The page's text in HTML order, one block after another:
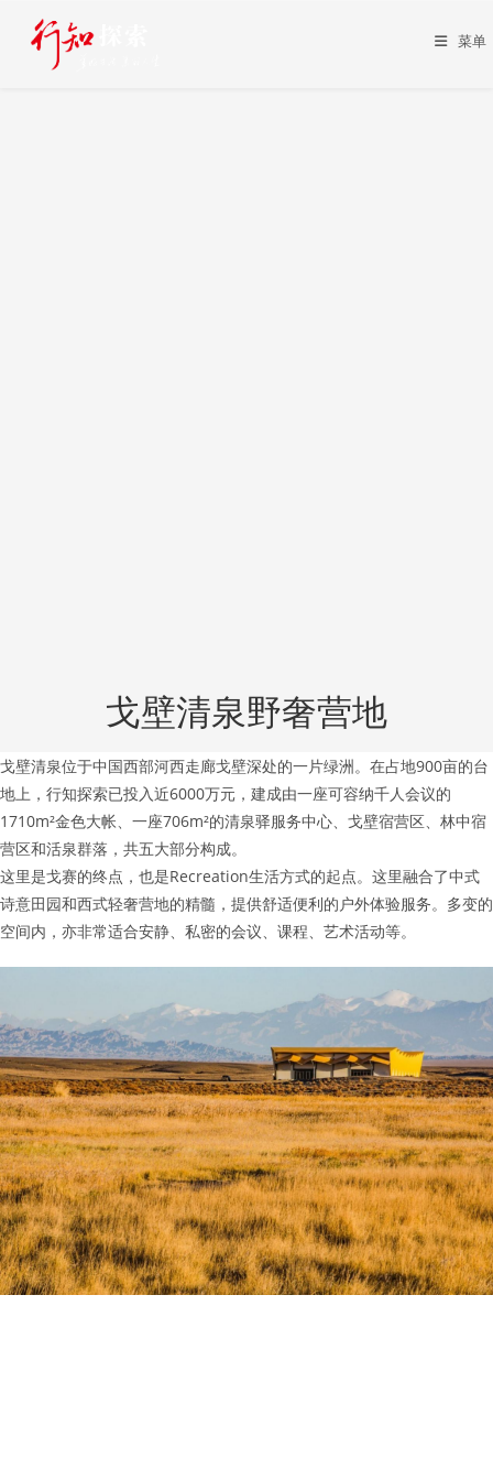
content
菜单
戈壁清泉野奢营地
戈壁清泉位于中国西部河西走廊戈壁深处的一片绿洲。在占地900亩的台
地上，行知探索已投入近6000万元，建成由一座可容纳千人会议的
1710m²金色大帐、一座706m²的清泉驿服务中心、戈壁宿营区、林中宿
营区和活泉群落，共五大部分构成。
这里是戈赛的终点，也是Recreation生活方式的起点。这里融合了中式
诗意田园和西式轻奢营地的精髓，提供舒适便利的户外体验服务。多变的
空间内，亦非常适合安静、私密的会议、课程、艺术活动等。